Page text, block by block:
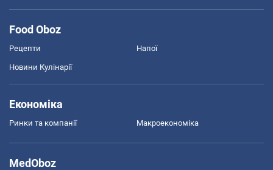
Food Oboz
Рецепти Напої
Новини Кулінарії
Економіка
Ринки та компанії Макроекономіка
MedOboz